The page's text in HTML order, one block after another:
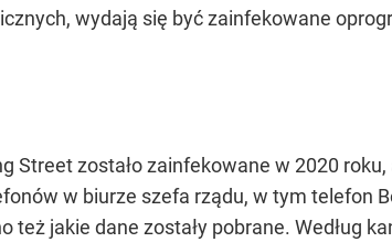
wydają się być zainfekowane
Street zostało zainfekowane w 2020
w biurze szefa rządu, w tym telefon
jakie dane zostały pobrane. Według